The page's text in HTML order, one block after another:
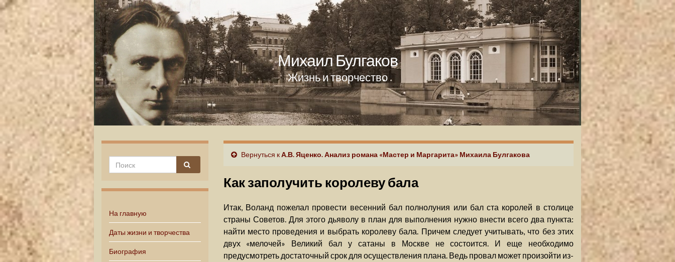
Михаил Булгаков
Жизнь и творчество
На главную
Даты жизни и творчества
Биография
Вернуться кА.В. Яценко. Анализ романа «Мастер и Маргарита» Михаила Булгакова
Как заполучить королеву бала
Итак, Воланд пожелал провести весенний бал полнолуния или бал ста королей в столице
страны Советов. Для этого дьяволу в план для выполнения нужно внести всего два пункта:
найти место проведения и выбрать королеву бала. Причем следует учитывать, что без этих
двух «мелочей» Великий бал у сатаны в Москве не состоится. И еще необходимо
предусмотреть достаточный срок для осуществления плана. Ведь провал может произойти из-